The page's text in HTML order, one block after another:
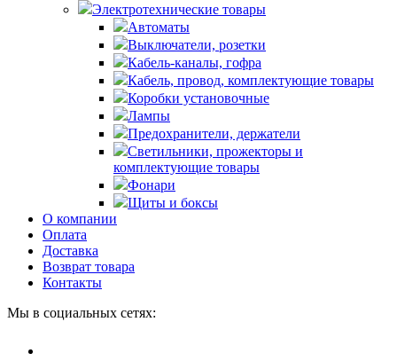
Электротехнические товары
Автоматы
Выключатели, розетки
Кабель-каналы, гофра
Кабель, провод, комплектующие товары
Коробки установочные
Лампы
Предохранители, держатели
Светильники, прожекторы и
комплектующие товары
Фонари
Щиты и боксы
О компании
Оплата
Доставка
Возврат товара
Контакты
Мы в социальных сетях: